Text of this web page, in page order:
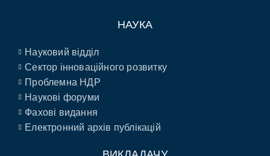
НАУКА
Науковий відділ
Сектор інноваційного розвитку
Проблемна НДР
Наукові форуми
Фахові видання
Електронний архів публікацій